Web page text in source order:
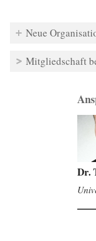
Neue
Mitgliedschaft
Dr.